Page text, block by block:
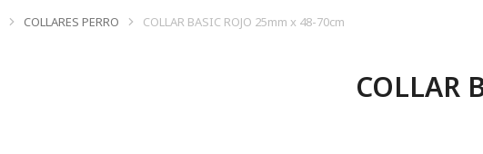
COLLARES PERRO COLLAR BASIC ROJO 25mm x 48-70cm
COLLAR